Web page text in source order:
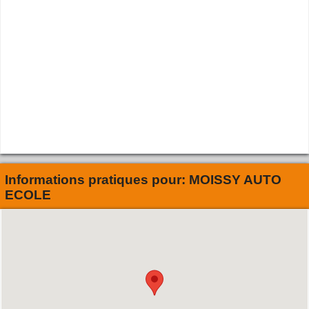
Informations pratiques pour: MOISSY AUTO
ECOLE